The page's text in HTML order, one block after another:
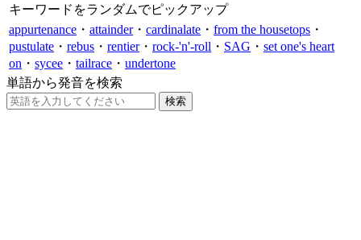
キーワードをランダムでピックアップ
appurtenance ・ attainder・ cardinalate ・ from the housetops ・
pustulate ・ rebus ・ rentier・ rock-'n'-roll ・ SAG ・ set one's heart
on ・ sycee ・ tailrace ・ undertone
単語から発音を検索